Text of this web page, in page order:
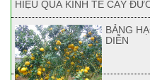
HIỆU QUẢ KINH TẾ CÂY
BẢNG
DIỄN